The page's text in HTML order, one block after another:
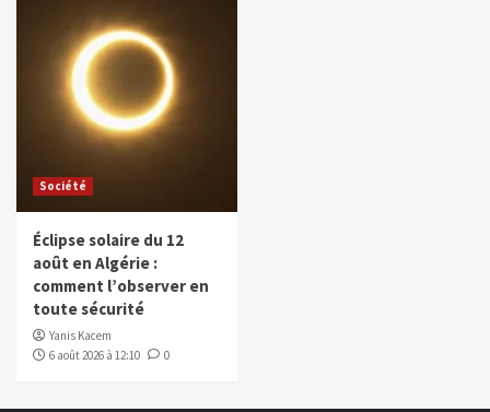
Société
Éclipse solaire du 12
août en Algérie :
comment l’observer en
toute sécurité
Yanis Kacem
6 août 2026 à 12:10
0